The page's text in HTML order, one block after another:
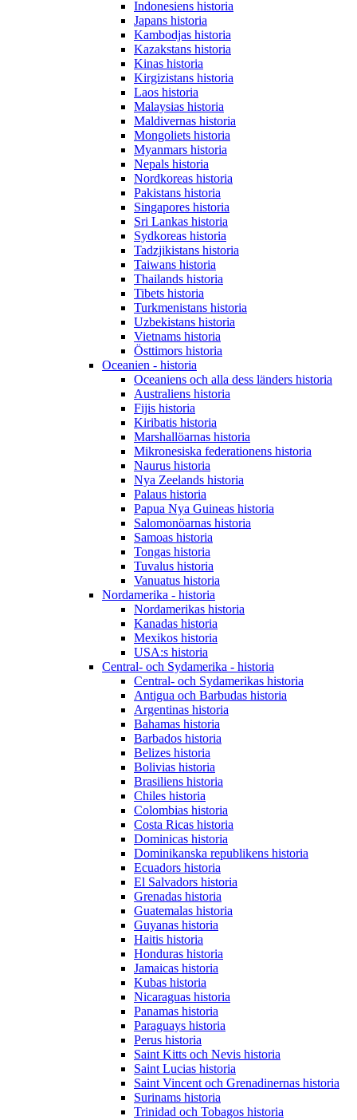
Indonesiens historia
Japans historia
Kambodjas historia
Kazakstans historia
Kinas historia
Kirgizistans historia
Laos historia
Malaysias historia
Maldivernas historia
Mongoliets historia
Myanmars historia
Nepals historia
Nordkoreas historia
Pakistans historia
Singapores historia
Sri Lankas historia
Sydkoreas historia
Tadzjikistans historia
Taiwans historia
Thailands historia
Tibets historia
Turkmenistans historia
Uzbekistans historia
Vietnams historia
Östtimors historia
Oceanien - historia
Oceaniens och alla dess länders historia
Australiens historia
Fijis historia
Kiribatis historia
Marshallöarnas historia
Mikronesiska federationens historia
Naurus historia
Nya Zeelands historia
Palaus historia
Papua Nya Guineas historia
Salomonöarnas historia
Samoas historia
Tongas historia
Tuvalus historia
Vanuatus historia
Nordamerika - historia
Nordamerikas historia
Kanadas historia
Mexikos historia
USA:s historia
Central- och Sydamerika - historia
Central- och Sydamerikas historia
Antigua och Barbudas historia
Argentinas historia
Bahamas historia
Barbados historia
Belizes historia
Bolivias historia
Brasiliens historia
Chiles historia
Colombias historia
Costa Ricas historia
Dominicas historia
Dominikanska republikens historia
Ecuadors historia
El Salvadors historia
Grenadas historia
Guatemalas historia
Guyanas historia
Haitis historia
Honduras historia
Jamaicas historia
Kubas historia
Nicaraguas historia
Panamas historia
Paraguays historia
Perus historia
Saint Kitts och Nevis historia
Saint Lucias historia
Saint Vincent och Grenadinernas historia
Surinams historia
Trinidad och Tobagos historia